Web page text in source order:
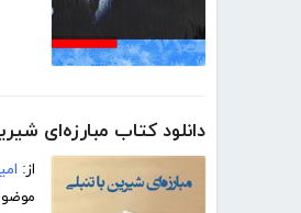
دانلود کتاب مبارزه‌ای
از: